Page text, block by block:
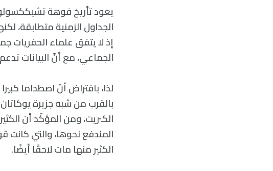
يعود تأريخ فوهة
الجداول الزمنية متطابقة،
إذ لا يتفق علماء
الجماعي، مع أنّ البيانات
لذا، بافتراض أنّ اصطدامًا
بالقرب من شبه جزيرة
الكبريت، ومن المؤكّد أن
المندفع نحوها، والتي كانت
الكثير منها مات لاحقًا أيضًا.